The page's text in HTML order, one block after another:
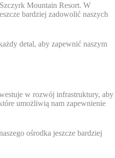
Mountain Resort. W
bardziej zadowolić naszych
detal, aby zapewnić naszym
w rozwój infrastruktury, aby
umożliwią nam zapewnienie
ośrodka jeszcze bardziej